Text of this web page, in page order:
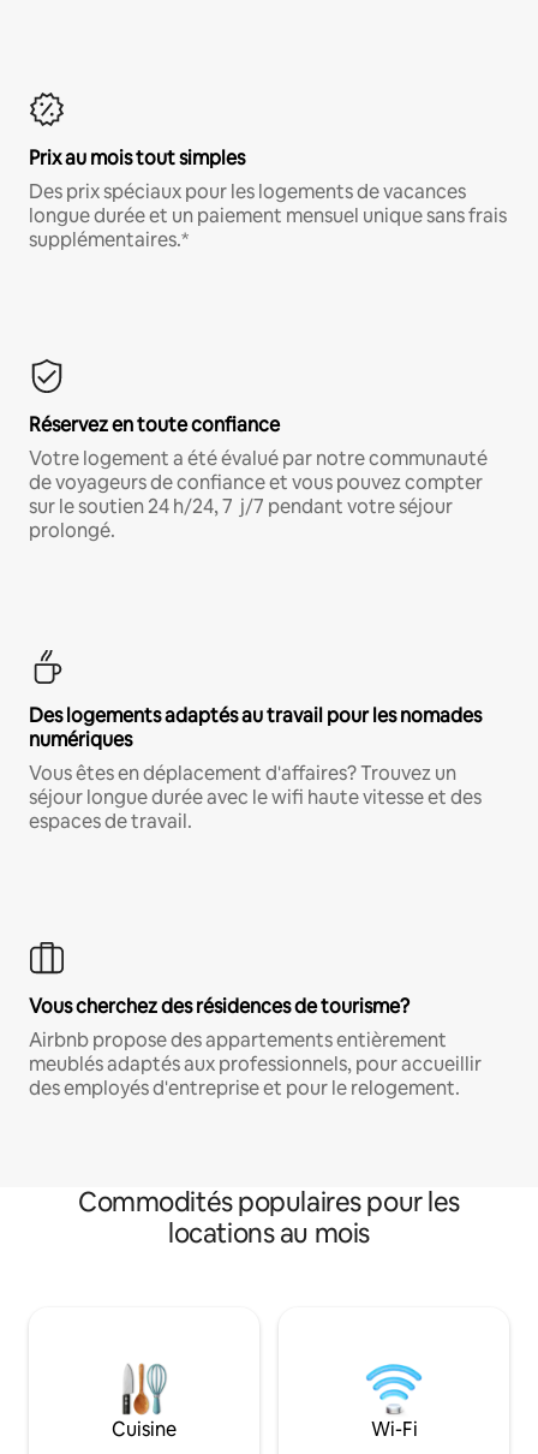
Prix au mois tout simples
Des prix spéciaux pour les logements de vacances
longue durée et un paiement mensuel unique sans frais
supplémentaires.*
Réservez en toute confiance
Votre logement a été évalué par notre communauté
de voyageurs de confiance et vous pouvez compter
sur le soutien 24 h/24, 7 j/7 pendant votre séjour
prolongé.
Des logements adaptés au travail pour les nomades
numériques
Vous êtes en déplacement d'affaires? Trouvez un
séjour longue durée avec le wifi haute vitesse et des
espaces de travail.
Vous cherchez des résidences de tourisme?
Airbnb propose des appartements entièrement
meublés adaptés aux professionnels, pour accueillir
des employés d'entreprise et pour le relogement.
Commodités populaires pour les
locations au mois
Cuisine Wi-Fi